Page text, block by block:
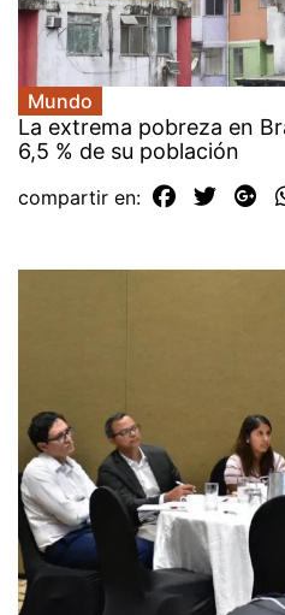
Mundo
La extrema pobreza en
6,5 % de su población
compartir en: